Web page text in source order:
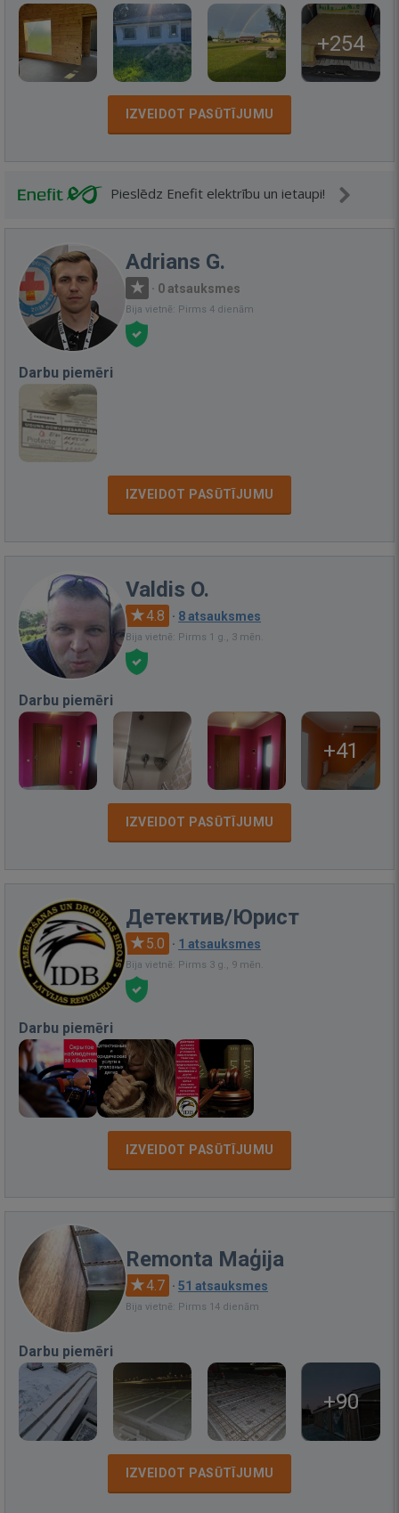
+254
IZVEIDOT PASŪTĪJUMU
Pieslēdz Enefit elektrību un ietaupi!
Adrians G.
· 0 atsauksmes
Bija vietnē: Pirms 4 dienām
Darbu piemēri
IZVEIDOT PASŪTĪJUMU
Valdis O.
4.8 · 8 atsauksmes
Bija vietnē: Pirms 1 g., 3 mēn.
Darbu piemēri
+41
IZVEIDOT PASŪTĪJUMU
Детектив/Юрист
5.0 · 1 atsauksmes
Bija vietnē: Pirms 3 g., 9 mēn.
Darbu piemēri
IZVEIDOT PASŪTĪJUMU
Remonta Maģija
4.7 · 51 atsauksmes
Bija vietnē: Pirms 14 dienām
Darbu piemēri
+90
IZVEIDOT PASŪTĪJUMU